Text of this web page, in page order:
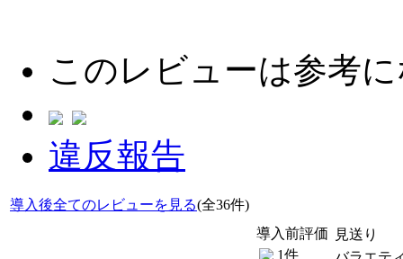
このレビューは参考
違反報告
導入後全てのレビューを見る(全36件)
導入前評価
1件
見送り